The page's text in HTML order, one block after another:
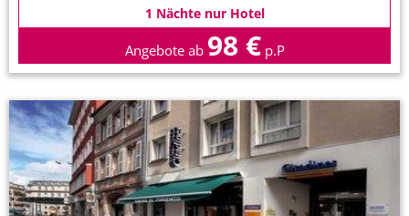
1 Nächte nur Hotel
Angebote ab 98 € p.P